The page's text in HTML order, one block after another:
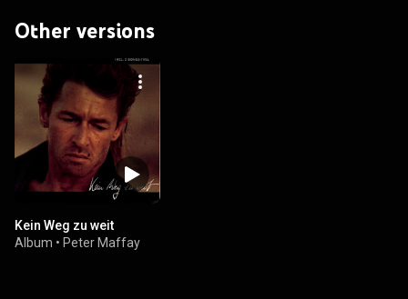
Other versions
Kein Weg zu weit
Album • Peter Maffay